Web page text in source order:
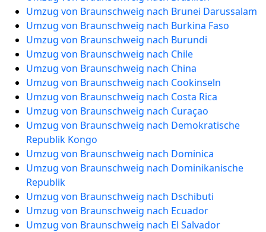
Umzug von Braunschweig nach Brunei Darussalam
Umzug von Braunschweig nach Burkina Faso
Umzug von Braunschweig nach Burundi
Umzug von Braunschweig nach Chile
Umzug von Braunschweig nach China
Umzug von Braunschweig nach Cookinseln
Umzug von Braunschweig nach Costa Rica
Umzug von Braunschweig nach Curaçao
Umzug von Braunschweig nach Demokratische
Republik Kongo
Umzug von Braunschweig nach Dominica
Umzug von Braunschweig nach Dominikanische
Republik
Umzug von Braunschweig nach Dschibuti
Umzug von Braunschweig nach Ecuador
Umzug von Braunschweig nach El Salvador